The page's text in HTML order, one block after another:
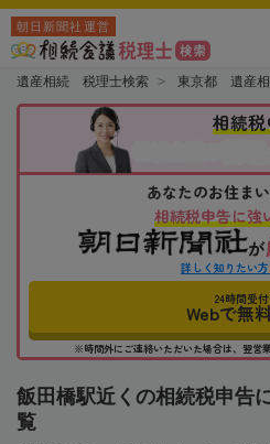
朝日新聞社運営
遺産相続 税理士検索 東京都 遺産
相続
あなたのお住ま
相続税申告に強
が
詳しく知りたい
24時間受
Webで無
※時間外にご連絡いただいた場合は、翌営
飯田橋駅近くの相続税申告
覧